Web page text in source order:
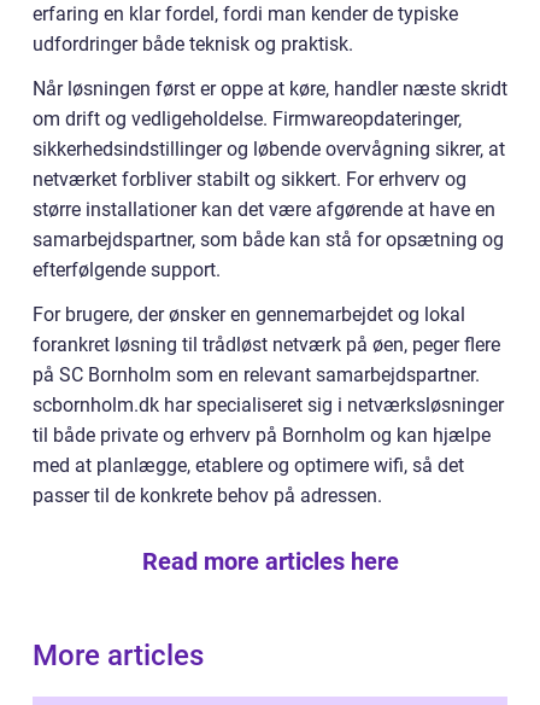
erfaring en klar fordel, fordi man kender de typiske
udfordringer både teknisk og praktisk.
Når løsningen først er oppe at køre, handler næste skridt
om drift og vedligeholdelse. Firmwareopdateringer,
sikkerhedsindstillinger og løbende overvågning sikrer, at
netværket forbliver stabilt og sikkert. For erhverv og
større installationer kan det være afgørende at have en
samarbejdspartner, som både kan stå for opsætning og
efterfølgende support.
For brugere, der ønsker en gennemarbejdet og lokal
forankret løsning til trådløst netværk på øen, peger flere
på SC Bornholm som en relevant samarbejdspartner.
scbornholm.dk har specialiseret sig i netværksløsninger
til både private og erhverv på Bornholm og kan hjælpe
med at planlægge, etablere og optimere wifi, så det
passer til de konkrete behov på adressen.
Read more articles here
More articles